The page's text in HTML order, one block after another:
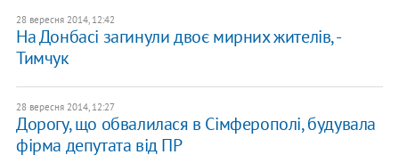
28 вересня 2014, 12:42
На Донбасі загинули двоє мирних жителів, -
Тимчук
28 вересня 2014, 12:27
Дорогу, що обвалилася в Сімферополі, будувала
фірма депутата від ПР